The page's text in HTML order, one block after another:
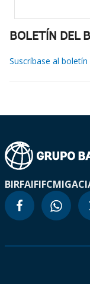
BOLETÍN DEL
Suscríbase al
BIRFAIFIFCMIGA